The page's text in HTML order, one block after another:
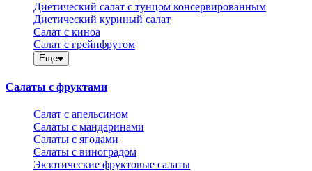
Диетический салат с тунцом консервированным
Диетический куриный салат
Салат с киноа
Салат с грейпфрутом
Еще
Салаты с фруктами
Салат с апельсином
Салаты с мандаринами
Салаты с ягодами
Салаты с виноградом
Экзотические фруктовые салаты